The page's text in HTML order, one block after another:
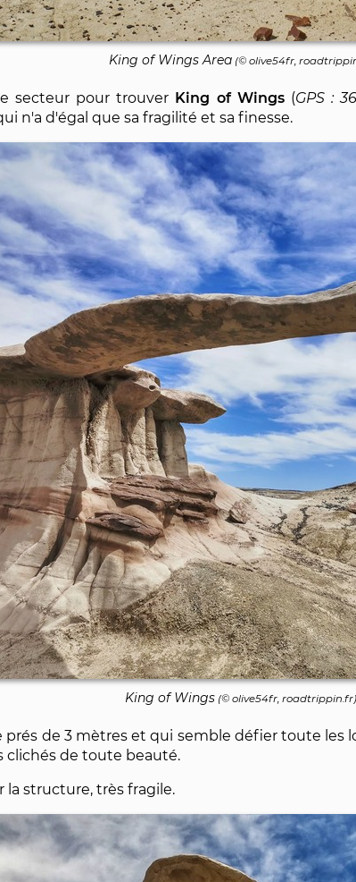
King of Wings Area(© olive54fr,
secteur pour trouver King of Wings(
n'a d'égal que sa fragilité et sa finesse.
King of Wings (© olive54fr, roadtrippin.fr)
de 3 mètres et qui semble défier toute les
clichés de toute beauté.
la structure, très fragile.